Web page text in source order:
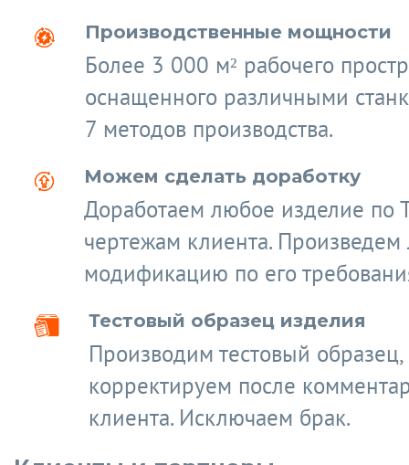
Производственные мощности
Более 3 000 м² рабочего
оснащенного различными
7 методов производства.
Можем сделать доработку
Доработаем любое изделие по
чертежам клиента.
модификацию по его
Тестовый образец изделия
Производим тестовый образец,
корректируем после
клиента. Исключаем брак.